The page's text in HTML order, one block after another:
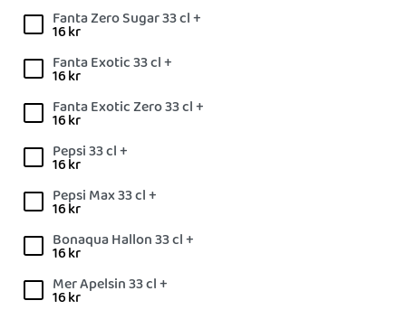
Fanta Zero Sugar 33 cl +
16kr
Fanta Exotic 33 cl +
16kr
Fanta Exotic Zero 33 cl +
16kr
Pepsi 33 cl +
16kr
Pepsi Max 33 cl +
16kr
Bonaqua Hallon 33 cl +
16kr
Mer Apelsin 33 cl +
16kr